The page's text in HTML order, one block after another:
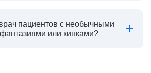
пациентов с необычными
или кинками?